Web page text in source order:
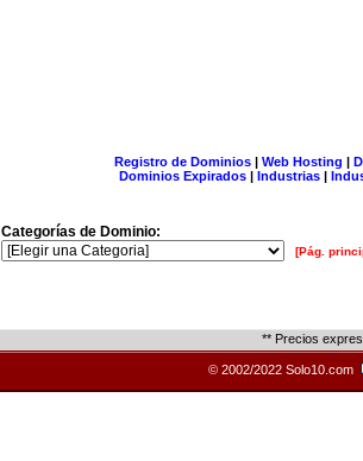
Registro de Dominios| Web Hosting |
Dominios Expirados | Industrias |
Categorías de Dominio:
[Pág.
** Precios
© 2002/2022 Solo10.com